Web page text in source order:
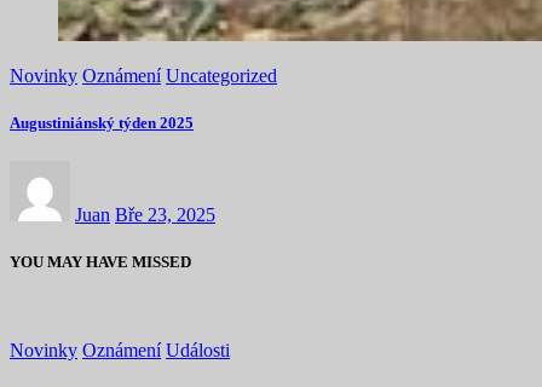
Novinky Oznámení Uncategorized
Augustiniánský týden 2025
Juan Bře 23, 2025
YOU MAY HAVE MISSED
Novinky Oznámení Události